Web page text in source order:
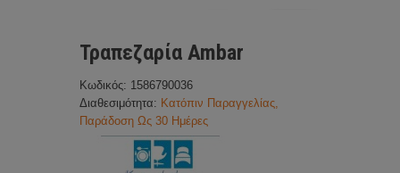
Τραπεζαρία Ambar
Κωδικός: 1586790036
Διαθεσιμότητα: Κατόπιν Παραγγελίας,
Παράδοση Ως 30 Ημέρες